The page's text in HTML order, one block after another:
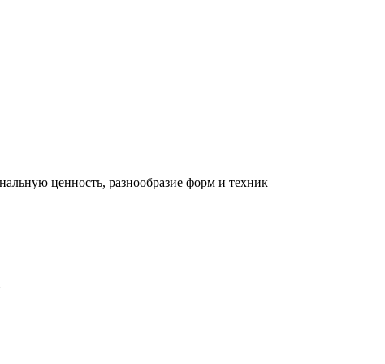
ценность, разнообразие форм и техник